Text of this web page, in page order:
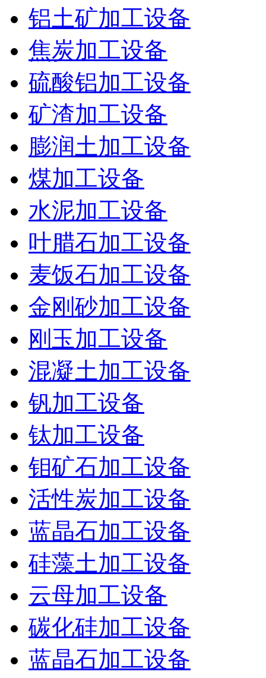
铝土矿加工设备
焦炭加工设备
硫酸铝加工设备
矿渣加工设备
膨润土加工设备
煤加工设备
水泥加工设备
叶腊石加工设备
麦饭石加工设备
金刚砂加工设备
刚玉加工设备
混凝土加工设备
钒加工设备
钛加工设备
钼矿石加工设备
活性炭加工设备
蓝晶石加工设备
硅藻土加工设备
云母加工设备
碳化硅加工设备
蓝晶石加工设备